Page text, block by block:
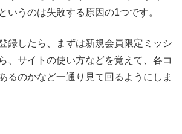
いうのは失敗する原因の1つです。
録したら、まずは新規会員限定ミッシ
、サイトの使い方などを覚えて、各コ
るのかなど一通り見て回るようにしま